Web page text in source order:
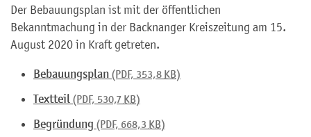
Der Bebauungsplan ist mit der öffentlichen
Bekanntmachung in der Backnanger Kreiszeitung am 15.
August 2020 in Kraft getreten.
Bebauungsplan (PDF, 353,8KB)
Textteil (PDF, 530,7KB)
Begründung (PDF, 668,3 KB)